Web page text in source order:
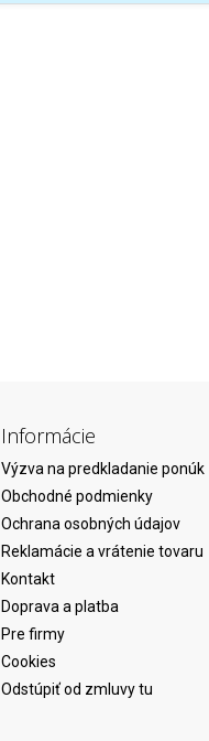
Informácie
Výzva na predkladanie ponúk
Obchodné podmienky
Ochrana osobných údajov
Reklamácie a vrátenie tovaru
Kontakt
Doprava a platba
Pre firmy
Cookies
Odstúpiť od zmluvy tu